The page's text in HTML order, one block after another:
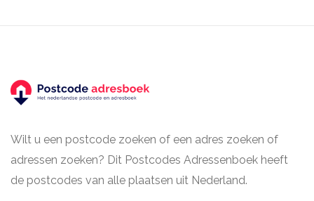
Wilt u een postcode zoeken of een adres zoeken of
adressen zoeken? Dit Postcodes Adressenboek heeft
de postcodes van alle plaatsen uit Nederland.